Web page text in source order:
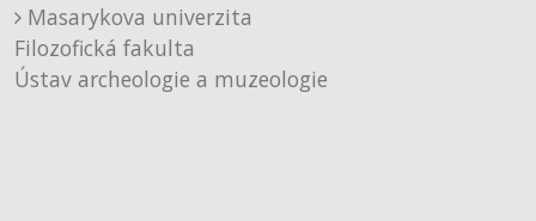
Masarykova univerzita
Filozofická fakulta
Ústav archeologie a muzeologie